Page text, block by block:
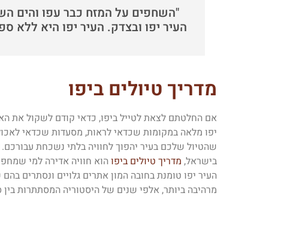
"השחפים על המזח כבר עפו והים
העיר יפו ובצדק. העיר יפו היא ללא
מדריך טיולים ביפו
אם החלטתם לצאת לטייל ביפו, כדאי קודם לשקול את
יפו מלאה במקומות שכדאי לראות, מסעדות שכדאי
שהטיול שלכם בעיר יהפוך לחוויה בלתי נשכחת
בישראל, מדריך טיולים ביפוהוא חוויה אדירה למי
העיר יפו טומנת בחובה המון אתרים גלויים ונסתרים
מרהיבה ביותר, אלפי שנים של היסטוריה המסתתרות